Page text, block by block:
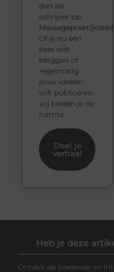
dan als
schrijver op
Of je nu één
keer wilt
bloggen of
regelmatig
jouw ideeën
wilt publiceren:
wij bieden je de
ruimte.
Deel je
verhaal
Heb je deze
Ontdek de boeiende en